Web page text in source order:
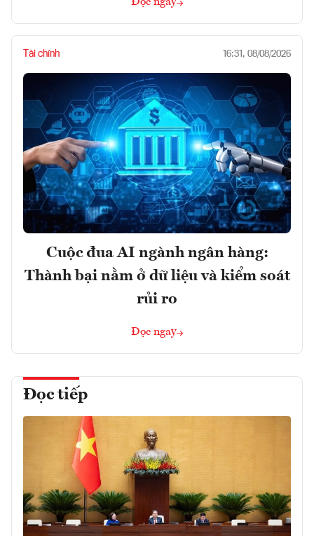
Tài chính 16:31, 08/08/2026
Cuộc đua AI ngành ngân hàng:
Thành bại nằm ở dữ liệu và kiểm soát
rủi ro
Đọc ngay
Đọc tiếp